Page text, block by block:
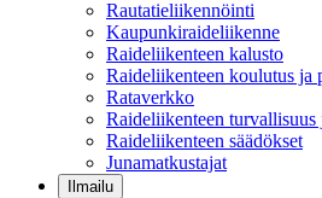
Rautatieliikennöinti
Kaupunkiraideliikenne
Raideliikenteen kalusto
Raideliikenteen koulutus ja
Rataverkko
Raideliikenteen
Raideliikenteen säädökset
Junamatkustajat
Ilmailu